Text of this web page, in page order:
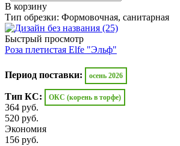
В корзину
Тип обрезки: Формовочная, санитарная
Быстрый просмотр
Роза плетистая Elfe "Эльф"
Период поставки: осень 2026
Тип КС: ОКС (корень в торфе)
364 руб.
520 руб.
Экономия
156 руб.